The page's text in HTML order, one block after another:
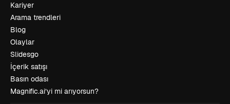
Kariyer
Arama trendleri
Blog
Olaylar
Slidesgo
İçerik satışı
Basın odası
Magnific.ai’yi mi arıyorsun?